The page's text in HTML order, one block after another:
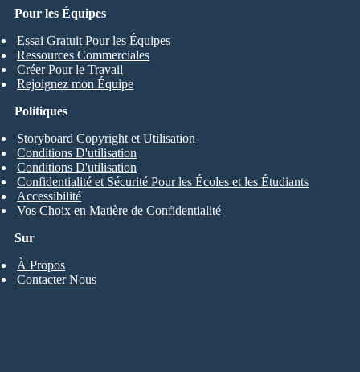
Pour les Équipes
Essai Gratuit Pour les Équipes
Ressources Commerciales
Créer Pour le Travail
Rejoignez mon Équipe
Sur
À Propos
Contacter Nous
Politiques
Storyboard Copyright et Utilisation
Conditions D'utilisation
Conditions D'utilisation
Confidentialité et Sécurité Pour les Écoles et les Étudiants
Accessibilité
Vos Choix en Matière de Confidentialité